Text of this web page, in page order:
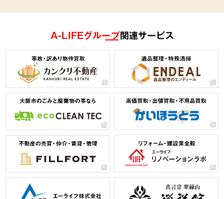
A-LIFEグループ関連サービス